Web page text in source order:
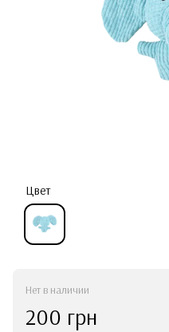
Цвет
Нет в наличии
200 грн